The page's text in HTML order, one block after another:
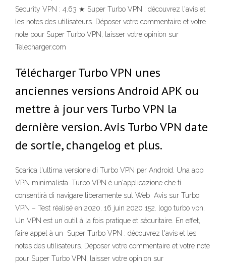
Security VPN : 4.63 ★ Super Turbo VPN : découvrez l'avis et
les notes des utilisateurs. Déposer votre commentaire et votre
note pour Super Turbo VPN, laisser votre opinion sur
Telecharger.com
Télécharger Turbo VPN unes
anciennes versions Android APK ou
mettre à jour vers Turbo VPN la
dernière version. Avis Turbo VPN date
de sortie, changelog et plus.
Scarica l'ultima versione di Turbo VPN per Android. Una app
VPN minimalista. Turbo VPN è un'applicazione che ti
consentirà di navigare liberamente sul Web Avis sur Turbo
VPN – Test réalisé en 2020. 16 juin 2020 152. logo turbo vpn.
Un VPN est un outil à la fois pratique et sécuritaire. En effet,
faire appel à un Super Turbo VPN : découvrez l'avis et les
notes des utilisateurs. Déposer votre commentaire et votre note
pour Super Turbo VPN, laisser votre opinion sur